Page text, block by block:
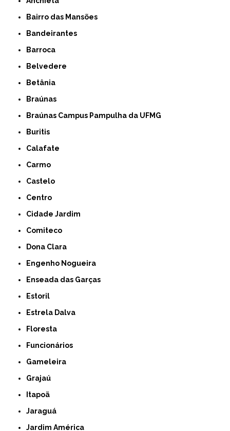
Bairro das Mansões
Bandeirantes
Barroca
Belvedere
Betânia
Braúnas
Braúnas Campus Pampulha da UFMG
Buritis
Calafate
Carmo
Castelo
Centro
Cidade Jardim
Comiteco
Dona Clara
Engenho Nogueira
Enseada das Garças
Estoril
Estrela Dalva
Floresta
Funcionários
Gameleira
Grajaú
Itapoã
Jaraguá
Jardim América